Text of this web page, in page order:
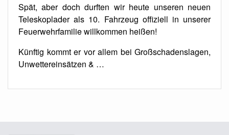
Spät, aber doch durften wir heute unseren neuen
Teleskoplader als 10. Fahrzeug offiziell in unserer
Feuerwehrfamilie willkommen heißen!
Künftig kommt er vor allem bei Großschadenslagen,
Unwettereinsätzen & …